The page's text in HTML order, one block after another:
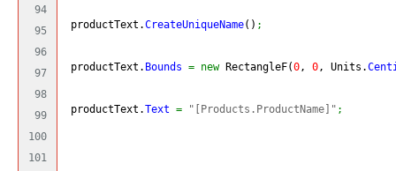
94
95
96
97
98
99
100
101
productText.CreateUniqueName( ) ;
productText. Bounds = new RectangleF(0 , 0 , Units.
productText.Text = "[Products.ProductName]" ;